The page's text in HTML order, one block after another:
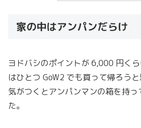
家の中はアンパンだらけ
ヨドバシのポイントが 6,000 円く
はひとつ GoW2 でも買って帰ろうと
気がつくとアンパンマンの箱を持
た。